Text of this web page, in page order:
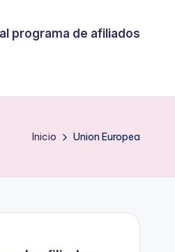
programa de afiliados
Inicio Union Europea